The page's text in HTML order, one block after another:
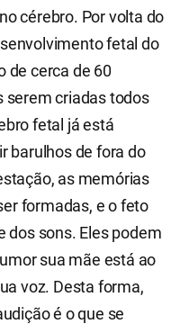
cérebro. Por volta do
fetal do
de cerca de 60
serem criadas todos
fetal já está
barulhos de fora do
as memórias
formadas, e o feto
dos sons. Eles podem
sua mãe está ao
voz. Desta forma,
é o que se